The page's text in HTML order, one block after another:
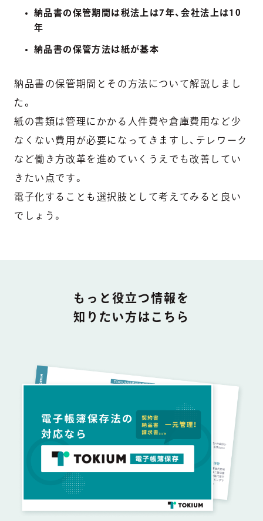
納品書の保管期間は税法上は7年、会社法上は10
年
納品書の保管方法は紙が基本
納品書の保管期間とその方法について解説しまし
た。
紙の書類は管理にかかる人件費や倉庫費用など少
なくない費用が必要になってきますし、テレワーク
など働き方改革を進めていくうえでも改善してい
きたい点です。
電子化することも選択肢として考えてみると良い
でしょう。
DOCUMENT
もっと役立つ情報を
知りたい方はこちら